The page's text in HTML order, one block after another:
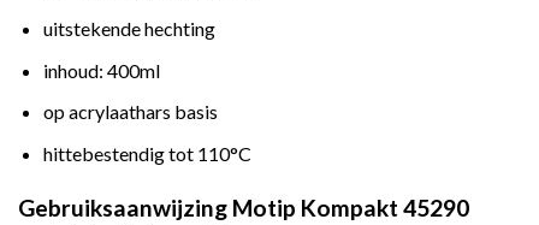
uitstekende hechting
inhoud: 400ml
op acrylaathars basis
hittebestendig tot 110°C
Gebruiksaanwijzing Motip Kompakt 45290